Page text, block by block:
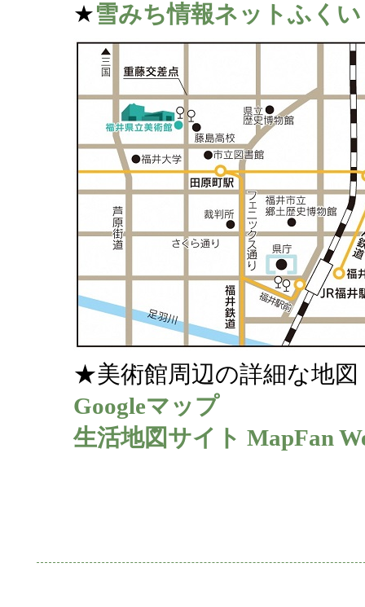
★雪みち情報ネットふくい
★美術館周辺の詳細な地図
Googleマップ
生活地図サイト MapFan